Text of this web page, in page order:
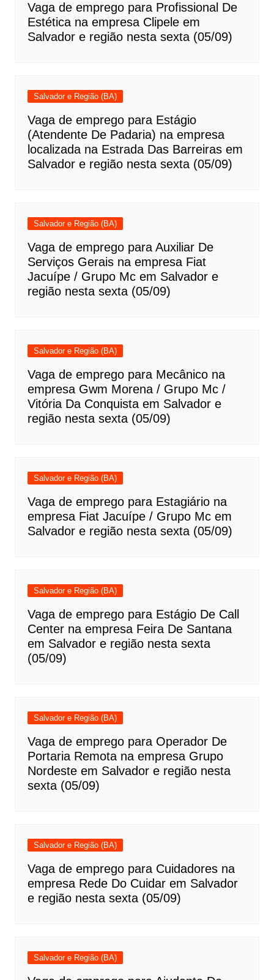
Vaga de emprego para Profissional De
Estética na empresa Clipele em
Salvador e região nesta sexta (05/09)
Salvador e Região (BA)
Vaga de emprego para Estágio
(Atendente De Padaria) na empresa
localizada na Estrada Das Barreiras em
Salvador e região nesta sexta (05/09)
Salvador e Região (BA)
Vaga de emprego para Auxiliar De
Serviços Gerais na empresa Fiat
Jacuípe / Grupo Mc em Salvador e
região nesta sexta (05/09)
Salvador e Região (BA)
Vaga de emprego para Mecânico na
empresa Gwm Morena / Grupo Mc /
Vitória Da Conquista em Salvador e
região nesta sexta (05/09)
Salvador e Região (BA)
Vaga de emprego para Estagiário na
empresa Fiat Jacuípe / Grupo Mc em
Salvador e região nesta sexta (05/09)
Salvador e Região (BA)
Vaga de emprego para Estágio De Call
Center na empresa Feira De Santana
em Salvador e região nesta sexta
(05/09)
Salvador e Região (BA)
Vaga de emprego para Operador De
Portaria Remota na empresa Grupo
Nordeste em Salvador e região nesta
sexta (05/09)
Salvador e Região (BA)
Vaga de emprego para Cuidadores na
empresa Rede Do Cuidar em Salvador
e região nesta sexta (05/09)
Salvador e Região (BA)